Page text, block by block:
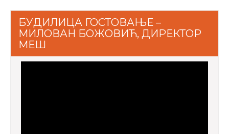
БУДИЛИЦА ГОСТОВАЊЕ –
МИЛОВАН БОЖОВИЋ, ДИРЕКТОР
МЕШ